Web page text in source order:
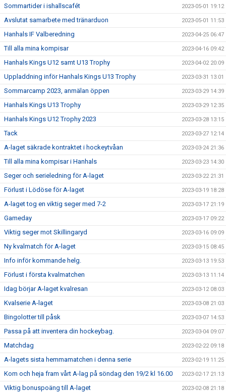
Sommartider i ishallscafét 2023-05-01 19:12
Avslutat samarbete med tränarduon 2023-05-01 11:53
Hanhals IF Valberedning 2023-04-25 06:47
Till alla mina kompisar 2023-04-16 09:42
Hanhals Kings U12 samt U13 Trophy 2023-04-02 20:09
Uppladdning inför Hanhals Kings U13 Trophy 2023-03-31 13:01
Sommarcamp 2023, anmälan öppen 2023-03-29 14:39
Hanhals Kings U13 Trophy 2023-03-29 12:35
Hanhals Kings U12 Trophy 2023 2023-03-28 13:15
Tack 2023-03-27 12:14
A-laget säkrade kontraktet i hockeytvåan 2023-03-24 21:36
Till alla mina kompisar i Hanhals 2023-03-23 14:30
Seger och serieledning för A-laget 2023-03-22 21:31
Förlust i Lödöse för A-laget 2023-03-19 18:28
A-laget tog en viktig seger med 7-2 2023-03-17 21:19
Gameday 2023-03-17 09:22
Viktig seger mot Skillingaryd 2023-03-16 09:09
Ny kvalmatch för A-laget 2023-03-15 08:45
Info inför kommande helg. 2023-03-13 19:53
Förlust i första kvalmatchen 2023-03-13 11:14
Idag börjar A-laget kvalresan 2023-03-12 08:03
Kvalserie A-laget 2023-03-08 21:03
Bingolotter till påsk 2023-03-07 14:53
Passa på att inventera din hockeybag. 2023-03-04 09:07
Matchdag 2023-02-22 09:18
A-lagets sista hemmamatchen i denna serie 2023-02-19 11:25
Kom och heja fram vårt A-lag på söndag den 19/2 kl 16.00 2023-02-17 21:13
Viktig bonuspoäng till A-laget 2023-02-08 21:18